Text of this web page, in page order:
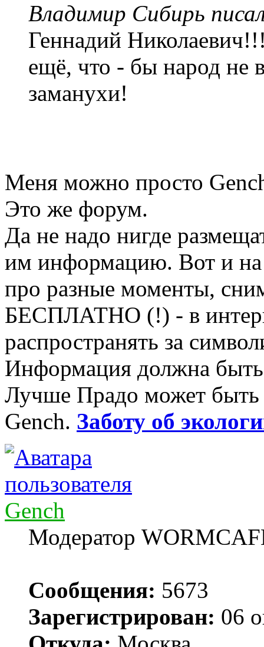
Владимир Сибирь
Геннадий
ещё, что - бы народ не
заманухи!
Меня можно просто
Это же форум.
Да не надо нигде
им информацию. Вот и на
про разные моменты,
БЕСПЛАТНО (!) - в
распространять за
Информация должна
Лучше Прадо может
Gench. Заботу об
Gench
Модератор
Сообщения: 5673
Зарегистрирован: 06